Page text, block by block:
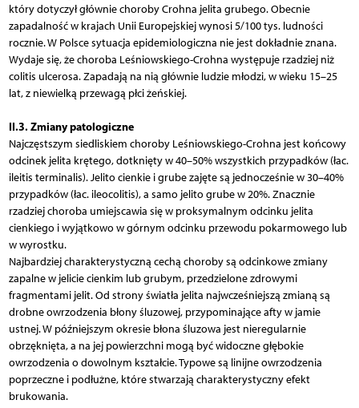
który dotyczył głównie choroby Crohna jelita grubego. Obecnie
zapadalność w krajach Unii Europejskiej wynosi 5/100 tys. ludności
rocznie. W Polsce sytuacja epidemiologiczna nie jest dokładnie znana.
Wydaje się, że choroba Leśniowskiego-Crohna występuje rzadziej niż
colitis ulcerosa. Zapadają na nią głównie ludzie młodzi, w wieku 15–25
lat, z niewielką przewagą płci żeńskiej.
II.3. Zmiany patologiczne
Najczęstszym siedliskiem choroby Leśniowskiego-Crohna jest końcowy
odcinek jelita krętego, dotknięty w 40–50% wszystkich przypadków (łac.
ileitis terminalis). Jelito cienkie i grube zajęte są jednocześnie w 30–40%
przypadków (łac. ileocolitis), a samo jelito grube w 20%. Znacznie
rzadziej choroba umiejscawia się w proksymalnym odcinku jelita
cienkiego i wyjątkowo w górnym odcinku przewodu pokarmowego lub
w wyrostku.
Najbardziej charakterystyczną cechą choroby są odcinkowe zmiany
zapalne w jelicie cienkim lub grubym, przedzielone zdrowymi
fragmentami jelit. Od strony światła jelita najwcześniejszą zmianą są
drobne owrzodzenia błony śluzowej, przypominające afty w jamie
ustnej. W późniejszym okresie błona śluzowa jest nieregularnie
obrzęknięta, a na jej powierzchni mogą być widoczne głębokie
owrzodzenia o dowolnym kształcie. Typowe są linijne owrzodzenia
poprzeczne i podłużne, które stwarzają charakterystyczny efekt
brukowania.